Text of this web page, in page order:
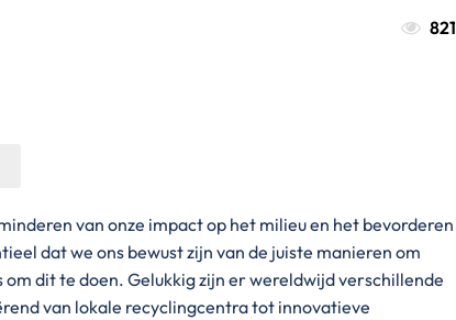
821
van onze impact op het milieu en het bevorderen
dat we ons bewust zijn van de juiste manieren om
dit te doen. Gelukkig zijn er wereldwijd verschillende
van lokale recyclingcentra tot innovatieve